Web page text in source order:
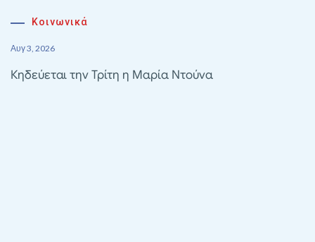
Κοινωνικά
Αυγ 3, 2026
Κηδεύεται την Τρίτη η Μαρία Ντούνα